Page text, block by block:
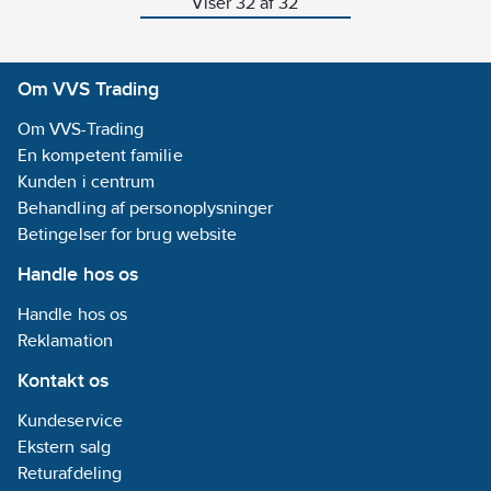
og nydelig, så du slipper for
kalkopløsningsmiddel så du
GROHE Fresh Tabs – besøg
til vandtryk på
vandsøjle). Drain
Om VVS Trading
Om VVS-Trading
En kompetent familie
Kunden i centrum
Behandling af personoplysninger
Betingelser for brug website
Handle hos os
Handle hos os
Reklamation
Kontakt os
Kundeservice
Ekstern salg
Returafdeling